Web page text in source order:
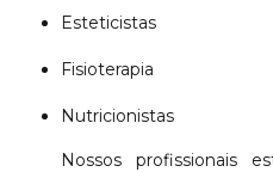
Esteticistas
Fisioterapia
Nutricionistas
Nossos profissionais